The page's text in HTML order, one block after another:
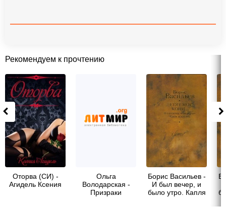
Рекомендуем к прочтению
Оторва (СИ) -
Агидель Ксения
Ольга
Володарская -
Призраки
Борис Васильев -
И был вечер, и
было утро. Капля